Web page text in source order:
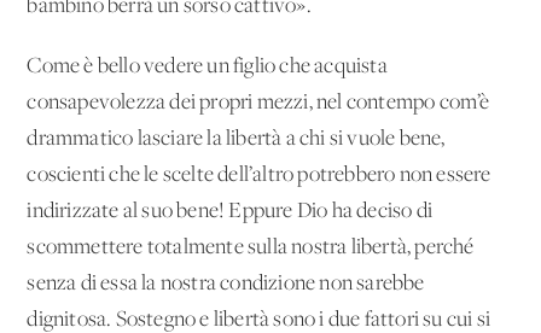
bambino berrà un sorso cattivo».
Come è bello vedere un figlio che acquista
consapevolezza dei propri mezzi, nel contempo com’è
drammatico lasciare la libertà a chi si vuole bene,
coscienti che le scelte dell’altro potrebbero non essere
indirizzate al suo bene! Eppure Dio ha deciso di
scommettere totalmente sulla nostra libertà, perché
senza di essa la nostra condizione non sarebbe
dignitosa. Sostegno e libertà sono i due fattori su cui si